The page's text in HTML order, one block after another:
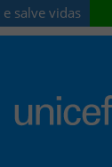
e salve vidas